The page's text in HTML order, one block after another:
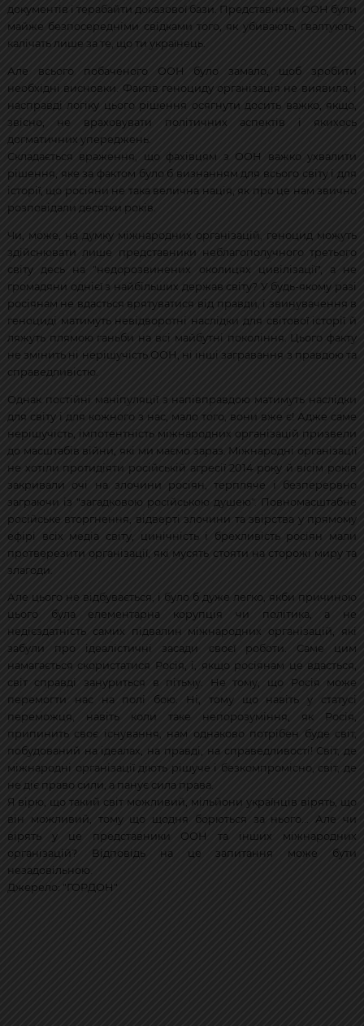
документів і терабайти доказової бази. Представники ООН були
майже безпосередніми свідками того, як убивають, ґвалтують,
калічать лише за те, що ти українець.
Але всього побаченого ООН було замало, щоб зробити
необхідні висновки. Фактів геноциду організація не виявила, і
насправді логіку цього рішення осягнути досить важко, якщо,
звісно, не враховувати політичних аспектів і якихось
догматичних упереджень.
Складається враження, що фахівцям з ООН важко ухвалити
рішення, яке за фактом було б визнанням для всього світу і для
історії, що росіяни не така велична нація, як про це нам звично
розповідали десятки років.
Чи, може, на думку міжнародних організацій, геноцид можуть
здійснювати лише представники неблагополучного третього
світу десь на "недорозвинених околицях цивілізації", а не
громадяни однієї з найбільших держав світу? У будь-якому разі
росіянам не вдасться врятуватися від правди, і звинувачення в
геноциді матимуть невідворотні наслідки для світової історії й
ляжуть плямою ганьби на всі майбутні покоління. Цього факту
не змінить ні нерішучість ООН, ні інші загравання з правдою та
справедливістю.
Однак постійні маніпуляції з напівправдою матимуть наслідки
для світу і для кожного з нас, мало того, вони вже є! Адже саме
нерішучість, імпотентність міжнародних організацій призвели
до масштабів війни, які ми маємо зараз. Міжнародні організації
не хотіли протидіяти російській агресії 2014 року й вісім років
закривали очі на злочини росіян, терпляче і безперервно
заграючи із "загадковою російською душею". Повномасштабне
російське вторгнення, відверті злочини та звірства у прямому
ефірі всіх медіа світу, цинічність і брехливість росіян мали
протверезити організації, які мусять стояти на сторожі миру та
злагоди.
Але цього не відбувається, і було б дуже легко, якби причиною
цього була елементарна корупція чи політика, а не
недієздатність самих підвалин міжнародних організацій, які
забули про ідеалістичні засади своєї роботи. Саме цим
намагається скористатися Росія, і, якщо росіянам це вдасться,
світ справді зануриться в пітьму. Не тому, що Росія може
перемогти нас на полі бою. Ні, тому що навіть у статусі
переможця, навіть коли таке непорозуміння, як Росія,
припинить своє існування, нам однаково потрібен буде світ,
побудований на ідеалах, на правді, на справедливості! Світ, де
міжнародні організації діють рішуче і безкомпромісно, світ, де
не діє право сили, а панує сила права.
Я вірю, що такий світ можливий, мільйони українців вірять, що
він можливий, тому що щодня борються за нього... Але чи
вірять у це представники ООН та інших міжнародних
організацій? Відповідь на це запитання може бути
незадовільною.
Джерело: "ГОРДОН"